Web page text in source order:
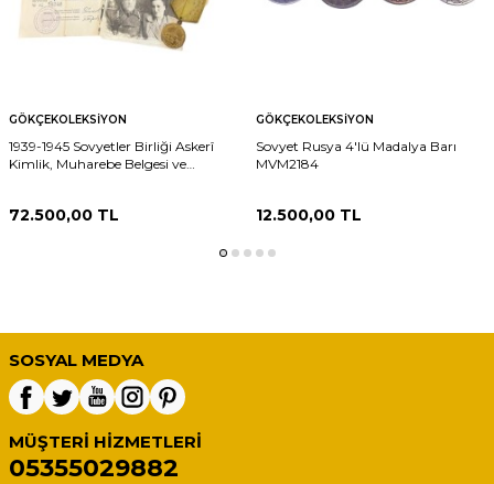
GÖKÇEKOLEKSIYON
1939-1945 Sovyetler Birliği Askerî
Kimlik, Muharebe Belgesi ve
72.500,00 TL
GÖKÇEKOLEKSIYON
Sovyet Rusya 4'lü Madalya Barı
MVM2184
12.500,00TL
SOSYAL MEDYA
MÜŞTERI HIZMETLERI
05355029882